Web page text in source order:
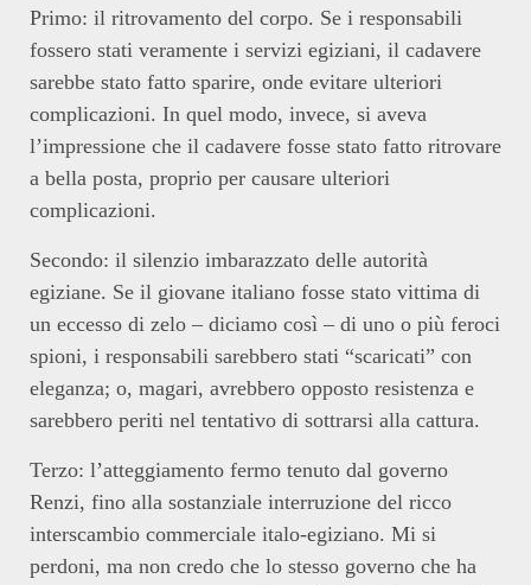
Primo: il ritrovamento del corpo. Se i responsabili
fossero stati veramente i servizi egiziani, il cadavere
sarebbe stato fatto sparire, onde evitare ulteriori
complicazioni. In quel modo, invece, si aveva
l’impressione che il cadavere fosse stato fatto ritrovare
a bella posta, proprio per causare ulteriori
complicazioni.
Secondo: il silenzio imbarazzato delle autorità
egiziane. Se il giovane italiano fosse stato vittima di
un eccesso di zelo – diciamo così – di uno o più feroci
spioni, i responsabili sarebbero stati “scaricati” con
eleganza; o, magari, avrebbero opposto resistenza e
sarebbero periti nel tentativo di sottrarsi alla cattura.
Terzo: l’atteggiamento fermo tenuto dal governo
Renzi, fino alla sostanziale interruzione del ricco
interscambio commerciale italo-egiziano. Mi si
perdoni, ma non credo che lo stesso governo che ha